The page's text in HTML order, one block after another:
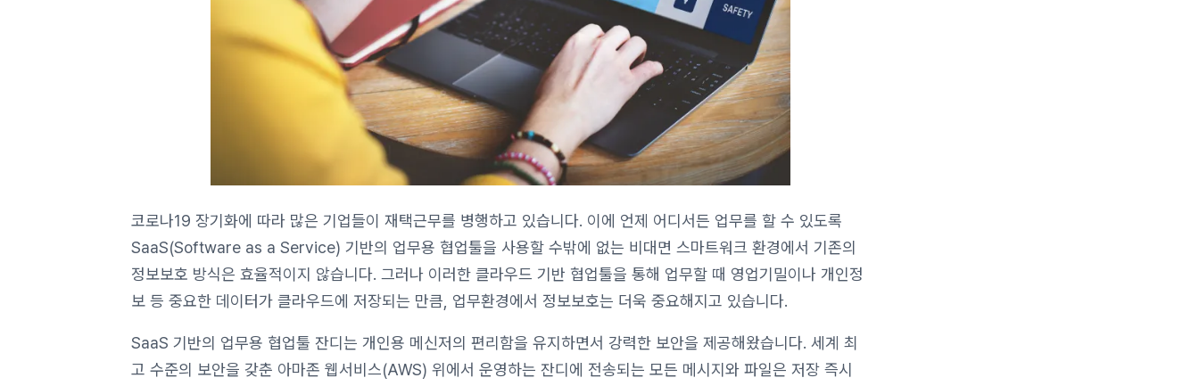
코로나19 장기화에 따라 많은 기업들이 재택근무를 병행하고 있습니다. 이에 언제 어디서든 업무를 할 수 있도록
SaaS(Software as a Service) 기반의 업무용 협업툴을 사용할 수밖에 없는 비대면 스마트워크 환경에서 기존의
정보보호 방식은 효율적이지 않습니다. 그러나 이러한 클라우드 기반 협업툴을 통해 업무할 때 영업기밀이나 개인정
보 등 중요한 데이터가 클라우드에 저장되는 만큼, 업무환경에서 정보보호는 더욱 중요해지고 있습니다.
SaaS 기반의 업무용 협업툴 잔디는 개인용 메신저의 편리함을 유지하면서 강력한 보안을 제공해왔습니다. 세계 최
고 수준의 보안을 갖춘 아마존 웹서비스(AWS) 위에서 운영하는 잔디에 전송되는 모든 메시지와 파일은 저장 즉시